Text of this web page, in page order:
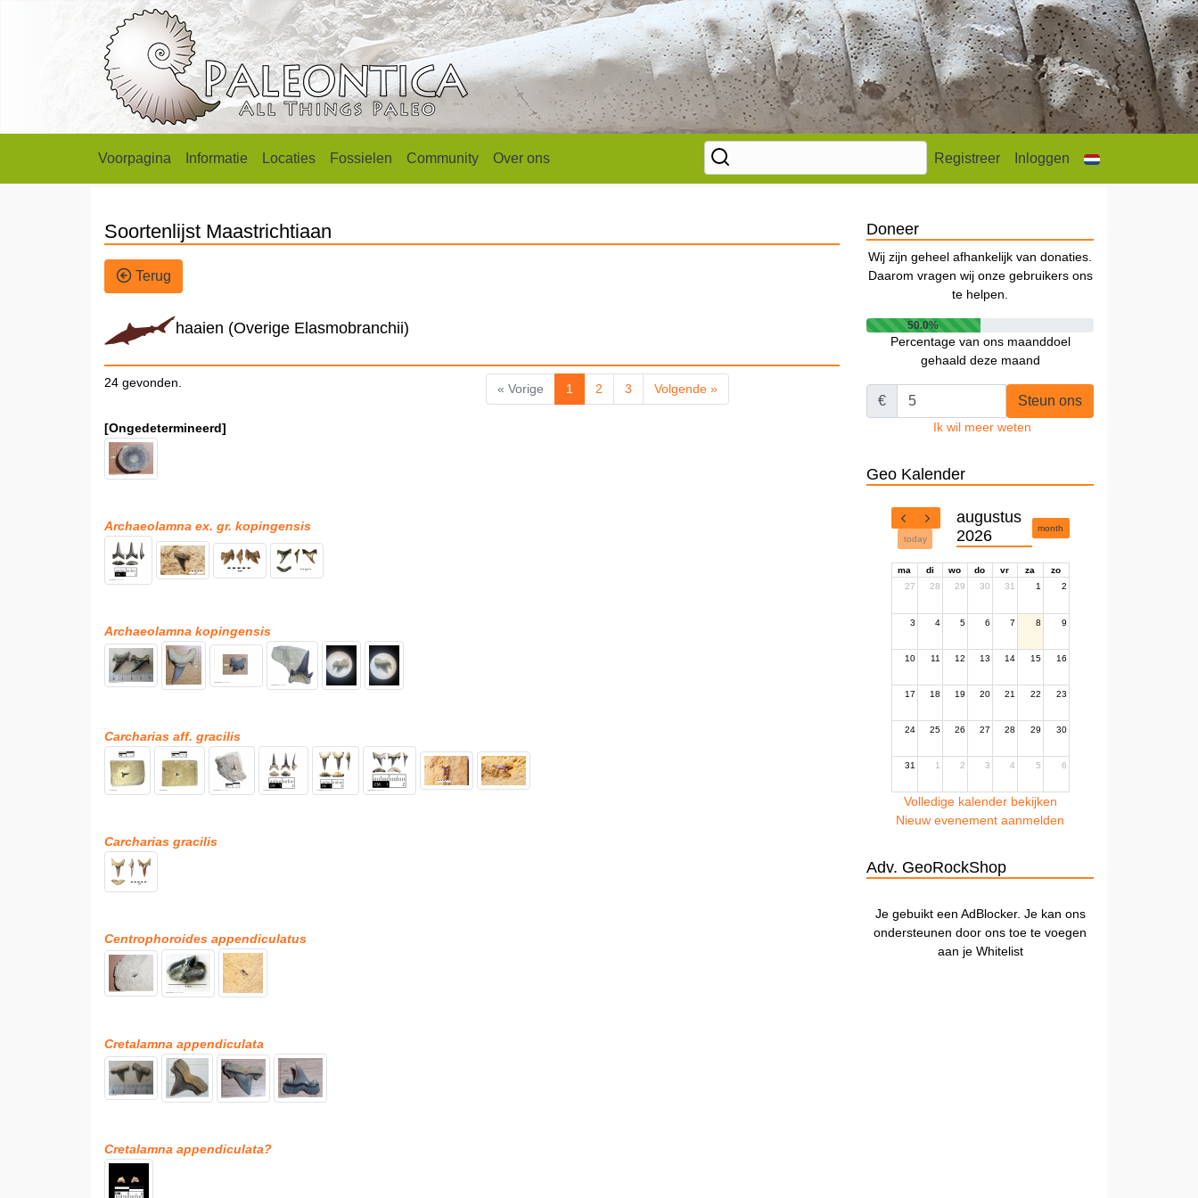
Voorpagina Informatie Locaties Fossielen Community Over ons Registreer Inloggen
Soortenlijst Maastrichtiaan
Terug
haaien (Overige Elasmobranchii)
24 gevonden. « Vorige 1 2 3 Volgende »
[Ongedetermineerd]
Archaeolamna ex. gr. kopingensis
Archaeolamna kopingensis
Carcharias aff. gracilis
Carcharias gracilis
Centrophoroides appendiculatus
Cretalamna appendiculata
Cretalamna appendiculata?
Doneer
Wij zijn geheel afhankelijk van donaties.
Daarom vragen wij onze gebruikers ons
te helpen.
50.0%
Percentage van ons maanddoel
gehaald deze maand
€ Steun ons
Ik wil meer weten
Geo Kalender
today
augustus
2026
month
ma di wo do vr za
zo
27
28 29 30 31 1 2
3 4 5 6 7 8 9
10 11 12 13 14 15 16
17 18 19 20 21 22 23
24 25 26 27 28 29 30
31 1 2 3 4 5 6
Volledige kalender bekijken
Nieuw evenement aanmelden
Adv. GeoRockShop
Je gebuikt een AdBlocker. Je kan ons
ondersteunen door ons toe te voegen
aan je Whitelist